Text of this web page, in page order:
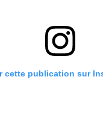
cette publication sur